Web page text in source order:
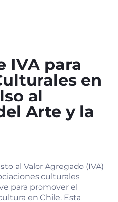
IVA para
en
al
Arte y la
al Valor Agregado (IVA)
culturales
para promover el
en Chile. Esta